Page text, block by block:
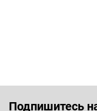
Подпишитесь